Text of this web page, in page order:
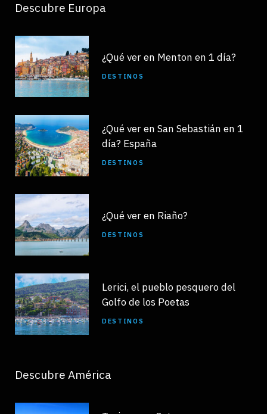
Descubre Europa
¿Qué ver en Menton en 1 día?
DESTINOS
¿Qué ver en San Sebastián en 1
día? España
DESTINOS
¿Qué ver en Riaño?
DESTINOS
Lerici, el pueblo pesquero del
Golfo de los Poetas
DESTINOS
Descubre América